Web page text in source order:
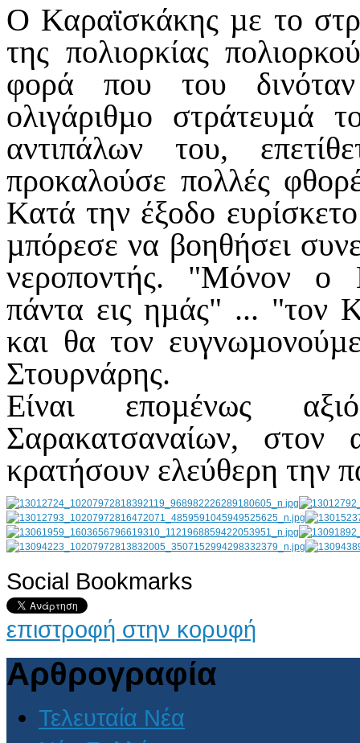
Ο Καραϊσκάκης µε το
της πολιορκίας
φορά που του
ολιγάριθµο στράτευµά
αντιπάλων του,
προκαλούσε πολλές
Κατά την έξοδο
µπόρεσε να βοηθήσει
νεροποντής. "Μόνον ο
πάντα εις ηµάς" ... "τον
και θα τον
Στουρνάρης.
Είναι εποµένως
Σαρακατσαναίων,
κρατήσουν ελεύθερη την
AdmirorGallery 4.5.0, author/s Vasiljevski& Kekeljevic
Social Bookmarks
επιστροφή στην κορυφή
Αρθρογραφία
Τελευταία Νέα